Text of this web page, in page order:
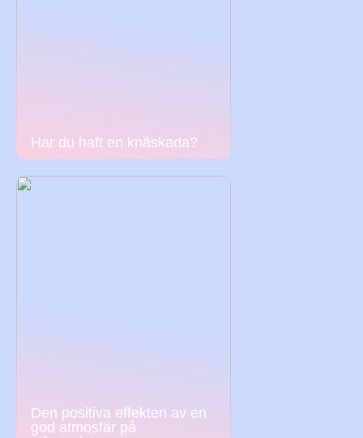
Har du haft en knäskada?
Den positiva effekten av en
god atmosfär på